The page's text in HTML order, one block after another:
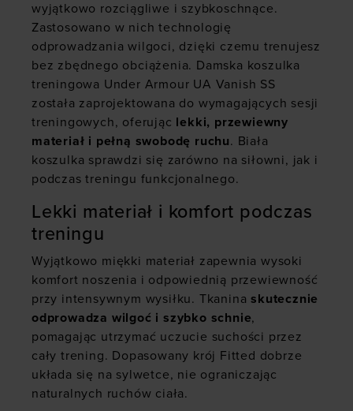
wyjątkowo rozciągliwe i szybkoschnące.
Zastosowano w nich technologię
odprowadzania wilgoci, dzięki czemu trenujesz
bez zbędnego obciążenia. Damska koszulka
treningowa Under Armour UA Vanish SS
została zaprojektowana do wymagających sesji
treningowych, oferując lekki, przewiewny
materiał i pełną swobodę ruchu. Biała
koszulka sprawdzi się zarówno na siłowni, jak i
podczas treningu funkcjonalnego.
Lekki materiał i komfort podczas
treningu
Wyjątkowo miękki materiał zapewnia wysoki
komfort noszenia i odpowiednią przewiewność
przy intensywnym wysiłku. Tkaninaskutecznie
odprowadza wilgoć i szybko schnie,
pomagając utrzymać uczucie suchości przez
cały trening. Dopasowany krój Fitted dobrze
układa się na sylwetce, nie ograniczając
naturalnych ruchów ciała.